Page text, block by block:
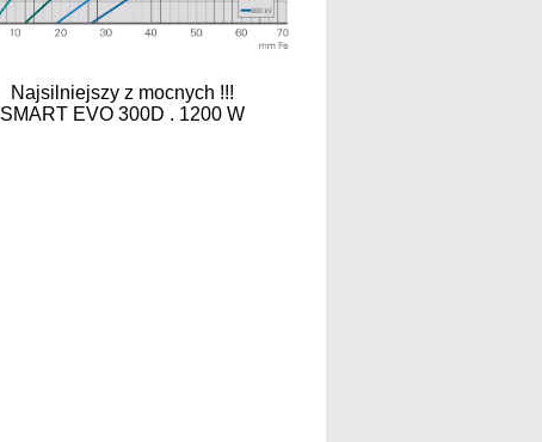
Najsilniejszy z mocnych !!!
SMART EVO 300D . 1200 W